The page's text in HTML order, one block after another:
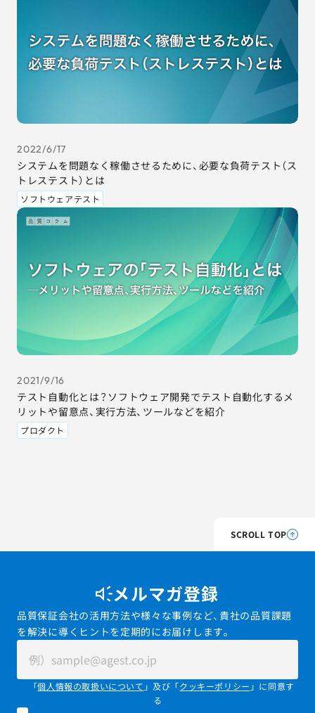
2022/6/17
システムを問題なく稼働させるために、必要な負荷テスト（ス
トレステスト）とは
ソフトウェアテスト
2021/9/16
テスト自動化とは？ソフトウェア開発でテスト自動化するメ
リットや留意点、実行方法、ツールなどを紹介
プロダクト
SCROLL TOP
メルマガ登録
品質保証会社の活用方法や様々な事例など、貴社の品質課題
を解決に導くヒントを定期的にお届けします。
「個人情報の取扱いについて 」及び「クッキーポリシー 」に同意す
る